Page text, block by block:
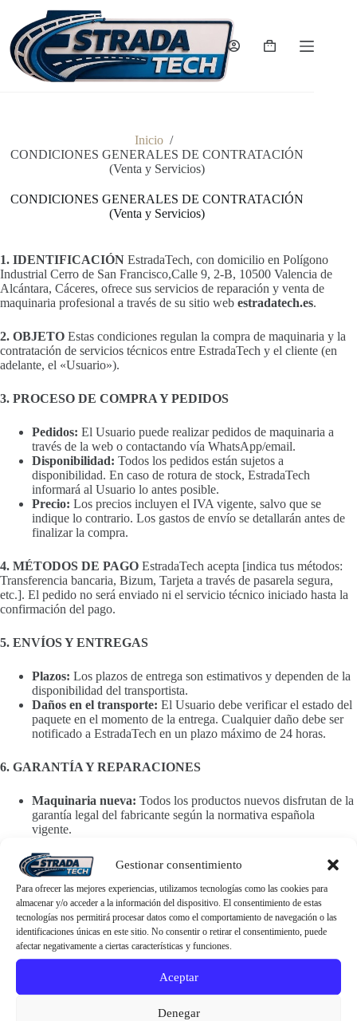
Gestionar consentimiento
Para ofrecer las mejores experiencias, utilizamos tecnologías como las cookies para
almacenar y/o acceder a la información del dispositivo. El consentimiento de estas
tecnologías nos permitirá procesar datos como el comportamiento de navegación o las
identificaciones únicas en este sitio. No consentir o retirar el consentimiento, puede
afectar negativamente a ciertas características y funciones.
Aceptar
Denegar
contenido
Carro
Inicio /
CONDICIONES GENERALES DE CONTRATACIÓN
(Venta y Servicios)
CONDICIONES GENERALES DE CONTRATACIÓN
(Venta y Servicios)
1. IDENTIFICACIÓN EstradaTech, con domicilio en Polígono
Industrial Cerro de San Francisco,Calle 9, 2-B, 10500 Valencia de
Alcántara, Cáceres, ofrece sus servicios de reparación y venta de
maquinaria profesional a través de su sitio web estradatech.es.
2. OBJETO Estas condiciones regulan la compra de maquinaria y la
contratación de servicios técnicos entre EstradaTech y el cliente (en
adelante, el «Usuario»).
3. PROCESO DE COMPRA Y PEDIDOS
Pedidos: El Usuario puede realizar pedidos de maquinaria a
través de la web o contactando vía WhatsApp/email.
Disponibilidad: Todos los pedidos están sujetos a
disponibilidad. En caso de rotura de stock, EstradaTech
informará al Usuario lo antes posible.
Precio: Los precios incluyen el IVA vigente, salvo que se
indique lo contrario. Los gastos de envío se detallarán antes de
finalizar la compra.
4. MÉTODOS DE PAGO EstradaTech acepta [indica tus métodos:
Transferencia bancaria, Bizum, Tarjeta a través de pasarela segura,
etc.]. El pedido no será enviado ni el servicio técnico iniciado hasta la
confirmación del pago.
5. ENVÍOS Y ENTREGAS
Plazos: Los plazos de entrega son estimativos y dependen de la
disponibilidad del transportista.
Daños en el transporte: El Usuario debe verificar el estado del
paquete en el momento de la entrega. Cualquier daño debe ser
notificado a EstradaTech en un plazo máximo de 24 horas.
6. GARANTÍA Y REPARACIONES
Maquinaria nueva: Todos los productos nuevos disfrutan de la
garantía legal del fabricante según la normativa española
vigente.
tienen una garantía de [ej. 3 meses] desde la entrega del equipo,
limitada a las piezas sustituidas y la mano de obra relacionada
con la reparación efectuada.
7. DERECHO DE DESISTIMIENTO
El Usuario tiene derecho a desistir del contrato en un plazo de
este no haya sido usado, manipulado o instalado (en caso de
maquinaria industrial).
Los gastos de devolución correrán a cargo del Usuario. No se